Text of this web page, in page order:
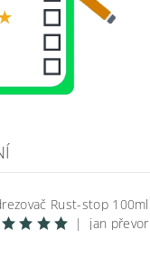
Rust-stop 100ml
|
jan převor